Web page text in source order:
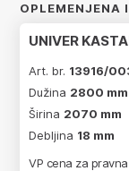
OPLEMENJENA
UNIVER
Art. br. 13916/
Dužina 2800 mm
Širina 2070 mm
Debljina 18 mm
VP cena za